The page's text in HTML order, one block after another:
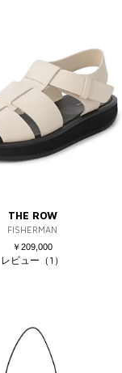
THE ROW
FISHERMAN
￥209,000
レビュー（1）